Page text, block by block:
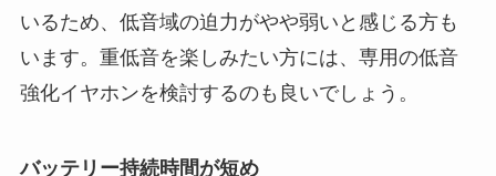
いるため、低音域の迫力がやや弱いと感じる方も
います。重低音を楽しみたい方には、専用の低音
強化イヤホンを検討するのも良いでしょう。
バッテリー持続時間が短め